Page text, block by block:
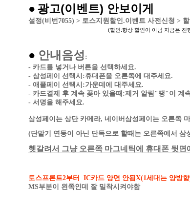
● 광고(이벤트) 안보이게
설정(비번7055) > 토스지원할인.이벤트 사전신청 >
(할인:항상 할인이 아님 지금은 진
● 안내음성 :
- 카드를 넣거나 버튼을 선택하세요.
- 삼성페이 선택시:휴대폰을 오른쪽에 대주세요.
- 애플페이 선택시:가운데에 대주세요.
- 카드결제 후 계속 꽂아 있을때:제거 알림"땡"이 계
- 서명을 해주세요.
삼성페이는 상단 카메라, 네이버삼성페이는 오른쪽
(단말기 연동이 아닌 단독으로 할때는 오른쪽에서
헷갈려서 그냥 오른쪽 마그네틱에 휴대폰 뒷면
토스프론트2부터 IC카드 양면 안됨X(1세대는 양방
MS부분이 왼쪽인데 잘 밀착시켜야함